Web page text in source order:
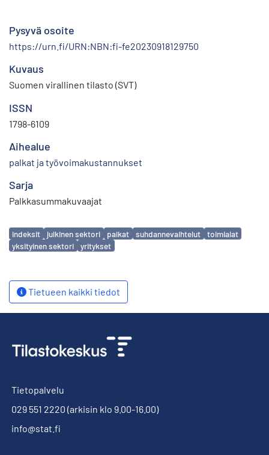
Pysyvä osoite
https://urn.fi/URN:NBN:fi-fe20230918129750
Kuvaus
Suomen virallinen tilasto (SVT)
ISSN
1798-6109
Aihealue
palkat ja työvoimakustannukset
Sarja
Palkkasummakuvaajat
Avainsanat
indeksit julkinen sektori palkat suhdannevaihtelut
toimialat
yksityinen sektori
yritykset
Tietueen kaikki tiedot
Tietopalvelu
029 551 2220 (arkisin klo 9.00-16.00)
info@stat.fi